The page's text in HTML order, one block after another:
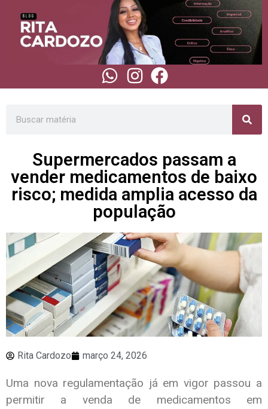
Supermercados passam a
vender medicamentos de baixo
risco; medida amplia acesso da
população
Rita Cardozo março 24, 2026
Uma nova regulamentação já em vigor passou a
permitir a venda de medicamentos em